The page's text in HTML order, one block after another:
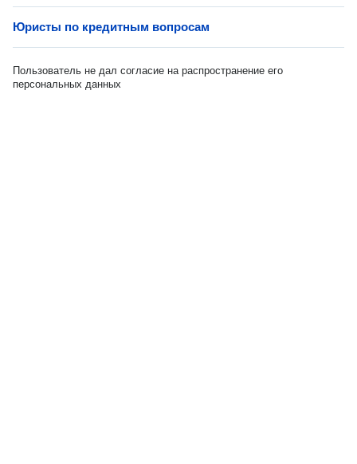
Юристы по кредитным вопросам
Пользователь не дал согласие на распространение его
персональных данных